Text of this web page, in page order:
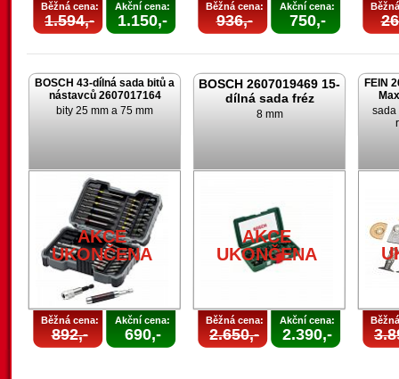
Běžná cena:
1.594,-
Akční cena:
1.150,-
Běžná cena:
936,-
Akční cena:
750,-
BOSCH 43-dílná sada bitů a
nástavců 2607017164
bity 25 mm a 75 mm
AKCE
UKONČENA
Běžná cena:
892,-
Akční cena:
690,-
BOSCH 2607019469 15-
dílná sada fréz
8 mm
AKCE
UKONČENA
Běžná cena:
2.650,-
Akční cena:
2.390,-
FEIN
sada